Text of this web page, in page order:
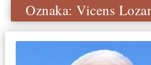
Oznaka:Vicens